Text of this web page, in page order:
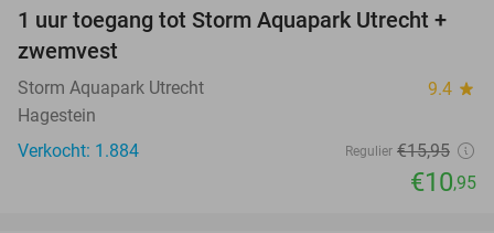
31%
1 uur toegang tot Storm Aquapark Utrecht +
zwemvest
Storm Aquapark Utrecht 9.4 star
Hagestein
Verkocht: 1.884
Regulier €15,95
€10,95